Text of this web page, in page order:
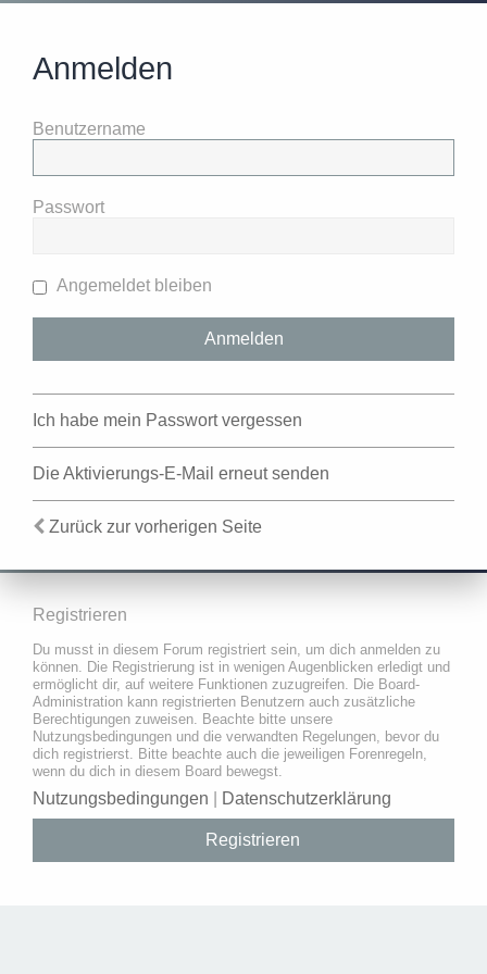
Anmelden
Benutzername
Passwort
Angemeldet bleiben
Ich habe mein Passwort vergessen
Die Aktivierungs-E-Mail erneut senden
Zurück zur vorherigen Seite
Registrieren
Du musst in diesem Forum registriert sein, um dich anmelden zu
können. Die Registrierung ist in wenigen Augenblicken erledigt und
ermöglicht dir, auf weitere Funktionen zuzugreifen. Die Board-
Administration kann registrierten Benutzern auch zusätzliche
Berechtigungen zuweisen. Beachte bitte unsere
Nutzungsbedingungen und die verwandten Regelungen, bevor du
dich registrierst. Bitte beachte auch die jeweiligen Forenregeln,
wenn du dich in diesem Board bewegst.
Nutzungsbedingungen Datenschutzerklärung
Registrieren